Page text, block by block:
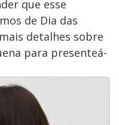
que esse
de Dia das
detalhes sobre
para presenteá-